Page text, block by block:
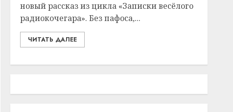
новый рассказ из цикла «Записки весёлого
радиокочегара». Без пафоса,...
ЧИТАТЬ ДАЛЕЕ